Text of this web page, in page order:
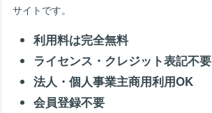
サイトです。
利用料は完全無料
ライセンス・クレジット表記不要
法人・個人事業主商用利用OK
会員登録不要